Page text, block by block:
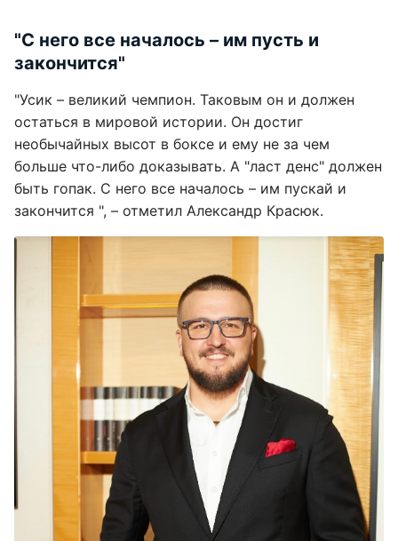
"С него все началось – им пусть и
закончится"
"Усик – великий чемпион. Таковым он и должен
остаться в мировой истории. Он достиг
необычайных высот в боксе и ему не за чем
больше что-либо доказывать. А "ласт денс" должен
быть гопак. С него все началось – им пускай и
закончится ", – отметил Александр Красюк.